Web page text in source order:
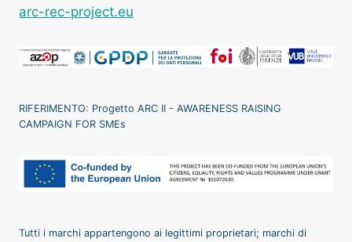
arc-rec-project.eu
RIFERIMENTO: Progetto ARC II - AWARENESS RAISING
CAMPAIGN FOR SMEs
Tutti i marchi appartengono ai legittimi proprietari; marchi di